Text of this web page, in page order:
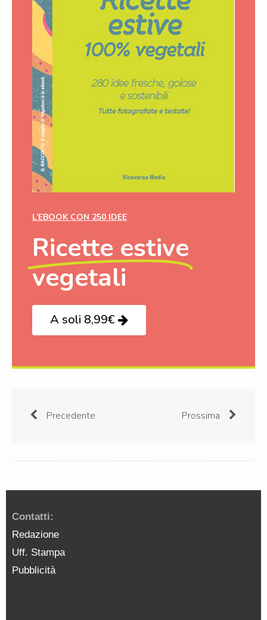
L’EBOOK CON 250 IDEE
Ricette estive
vegetali
A soli 8,99€
Precedente Prossima
Contatti:
Redazione
Uff. Stampa
Pubblicità